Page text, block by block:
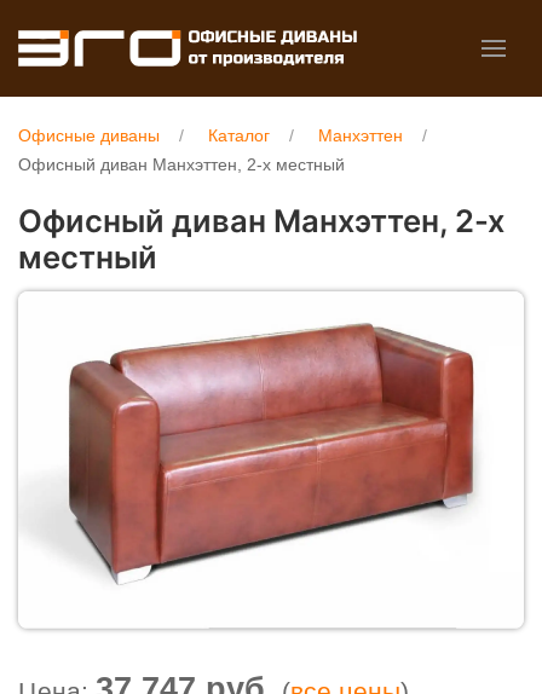
Офисные диваны Каталог
Манхэттен
Офисный диван Манхэттен, 2-х местный
Офисный диван Манхэттен, 2-х
местный